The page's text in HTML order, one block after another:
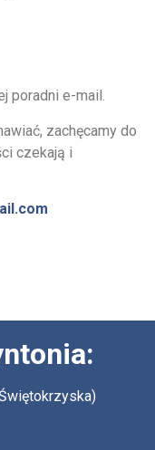
poradni e-mail.
zachęcamy do
czekają i